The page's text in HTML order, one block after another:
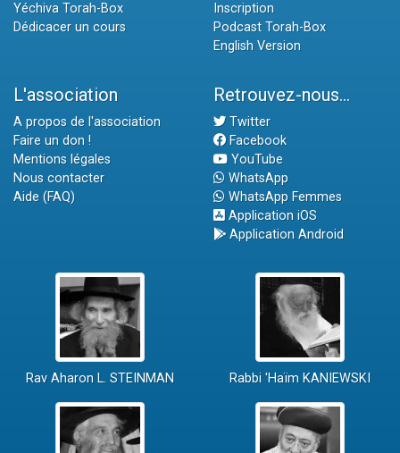
Yéchiva Torah-Box
Dédicacer un cours
Inscription
Podcast Torah-Box
English Version
L'association
A propos de l'association
Faire un don !
Mentions légales
Nous contacter
Aide (FAQ)
Retrouvez-nous...
Twitter
Facebook
YouTube
WhatsApp
WhatsApp Femmes
Application iOS
Application Android
Rav Aharon L. STEINMAN Rabbi 'Haïm KANIEWSKI